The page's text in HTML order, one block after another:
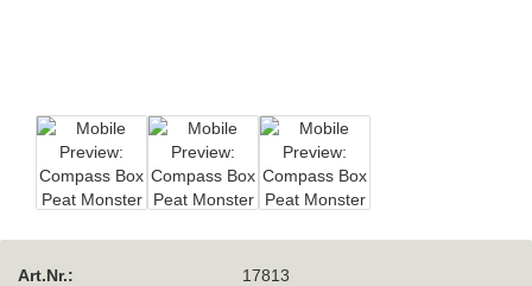
Art.Nr.:
17813